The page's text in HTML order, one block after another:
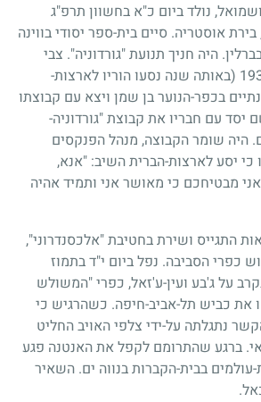
נולד ביום כ"א בחשוון תרפ"ג
בירת אוסטריה. סיים בית-ספר יסודי בווינה
היה חניך תנועת "גורדוניה". צבי
(באותה שנה נסעו הוריו לארצות-
בכפר-הנוער בן שמן ויצא עם קבוצתו
יסד עם חבריו את קבוצת "גורדוניה-
היה שומר הקבוצה, מנהל הפנקסים
כי יסע לארצות-הברית השיב: "אנא,
מבטיחכם כי מאושר אני ותמיד אהיה
התגייס ושירת בחטיבת "אלכסנדרוני",
כפרי הסביבה. נפל ביום י"ד בתמוז
על ג'בע ועין-ע'זאל, כפרי "המשולש
את כביש תל-אביב-חיפה. כשהרגיש כי
נתגלתה על-ידי צלפי האויב החליט
ברגע שהתרומם לקפל את האנטנה פגע
עולמים בבית-הקברות בנווה ים. השאיר